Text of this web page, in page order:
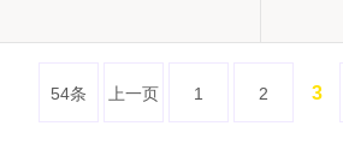
54条 上一页 1 2 3